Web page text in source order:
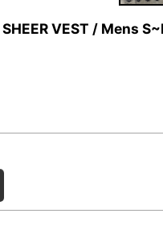
VEST / Mens